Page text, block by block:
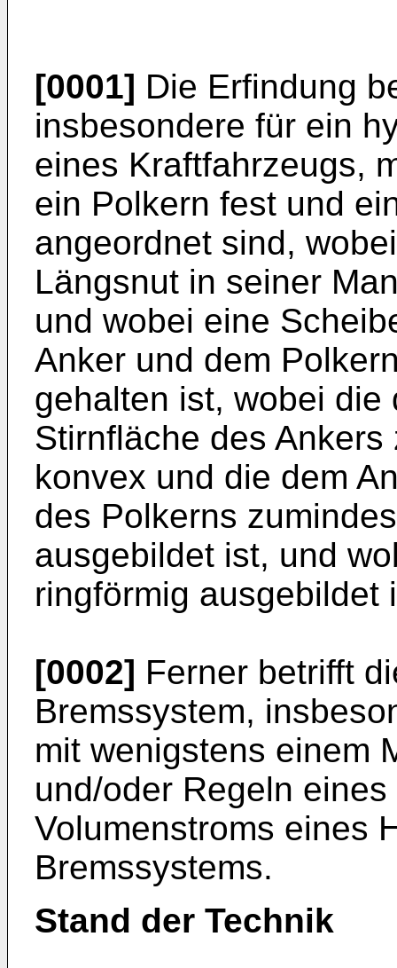
[0001] Die Erfindung
insbesondere für ein
eines Kraftfahrzeugs,
ein Polkern fest und
angeordnet sind,
Längsnut in seiner
und wobei eine
Anker und dem
gehalten ist, wobei die
Stirnfläche des
konvex und die dem
des Polkerns
ausgebildet ist, und
ringförmig ausgebildet
[0002] Ferner betrifft
Bremssystem,
mit wenigstens einem
und/oder Regeln
Volumenstroms eines
Bremssystems.
Stand der Technik